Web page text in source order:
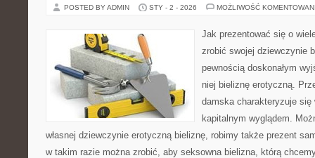
POSTED BY ADMIN STY - 2 - 2026 MOŻLIWOŚĆ
Jak prezentować się o
zrobić swojej dziewczynie
pewnością doskonałym
niej bieliznę erotyczną.
damska charakteryzuje
kapitalnym wyglądem.
własnej dziewczynie erotyczną bieliznę, robimy także prezent
w takim razie można zrobić, aby seksowna bielizna, którą